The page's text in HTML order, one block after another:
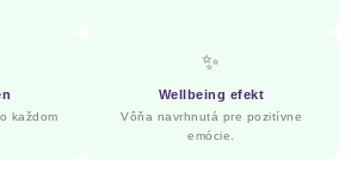
každom
✨
Wellbeing efekt
Vôňa navrhnutá pre pozitívne
emócie.